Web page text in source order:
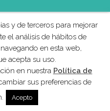
y de terceros para mejorar
el análisis de hábitos de
en esta web,
acepta su uso.
en nuestra Política de
sus preferencias de
Acepto